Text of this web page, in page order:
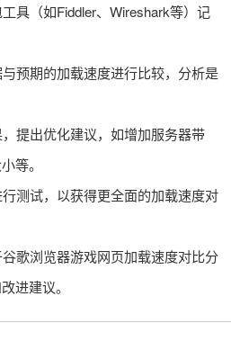
具（如Fiddler、Wireshark等）记
预期的加载速度进行比较，分析是
提出优化建议，如增加服务器带
等。
测试，以获得更全面的加载速度对
歌浏览器游戏网页加载速度对比分
进建议。